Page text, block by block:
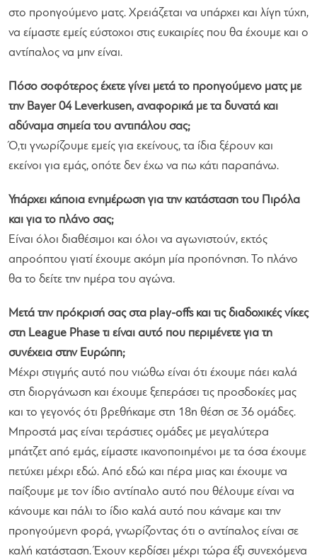
στο προηγούμενο ματς. Χρειάζεται να υπάρχει και λίγη τύχη,
να είμαστε εμείς εύστοχοι στις ευκαιρίες που θα έχουμε και ο
αντίπαλος να μην είναι.
Πόσο σοφότερος έχετε γίνει μετά το προηγούμενο ματς με
την Bayer 04 Leverkusen, αναφορικά με τα δυνατά και
αδύναμα σημεία του αντιπάλου σας;
Ό,τι γνωρίζουμε εμείς για εκείνους, τα ίδια ξέρουν και
εκείνοι για εμάς, οπότε δεν έχω να πω κάτι παραπάνω.
Υπάρχει κάποια ενημέρωση για την κατάσταση του Πιρόλα
και για το πλάνο σας;
Είναι όλοι διαθέσιμοι και όλοι να αγωνιστούν, εκτός
απροόπτου γιατί έχουμε ακόμη μία προπόνηση. Το πλάνο
θα το δείτε την ημέρα του αγώνα.
Μετά την πρόκρισή σας στα play-offs και τις διαδοχικές νίκες
στη League Phase τι είναι αυτό που περιμένετε για τη
συνέχεια στην Ευρώπη;
Μέχρι στιγμής αυτό που νιώθω είναι ότι έχουμε πάει καλά
στη διοργάνωση και έχουμε ξεπεράσει τις προσδοκίες μας
και το γεγονός ότι βρεθήκαμε στη 18η θέση σε 36 ομάδες.
Μπροστά μας είναι τεράστιες ομάδες με μεγαλύτερα
μπάτζετ από εμάς, είμαστε ικανοποιημένοι με τα όσα έχουμε
πετύχει μέχρι εδώ. Από εδώ και πέρα μιας και έχουμε να
παίξουμε με τον ίδιο αντίπαλο αυτό που θέλουμε είναι να
κάνουμε και πάλι το ίδιο καλά αυτό που κάναμε και την
προηγούμενη φορά, γνωρίζοντας ότι ο αντίπαλος είναι σε
καλή κατάσταση. Έχουν κερδίσει μέχρι τώρα έξι συνεχόμενα